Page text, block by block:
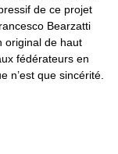
de ce projet
Bearzatti
original de haut
fédérateurs en
n’est que sincérité.